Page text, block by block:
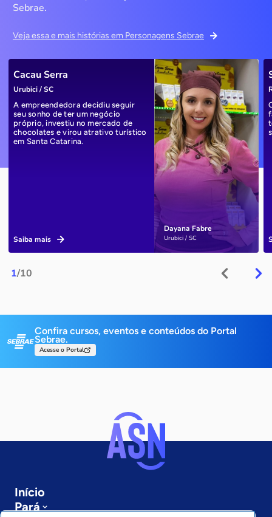
Sebrae.
Veja essa e mais histórias em Personagens Sebrae
1/10
Dayana Fabre
Urubici / SC
Cacau Serra
Urubici / SC
A empreendedora decidiu seguir
seu sonho de ter um negócio
próprio, investiu no mercado de
chocolates e virou atrativo turístico
em Santa Catarina.
Saiba mais
Confira cursos, eventos e conteúdos do Portal
Sebrae.
Acesse o Portal
Início
Pará